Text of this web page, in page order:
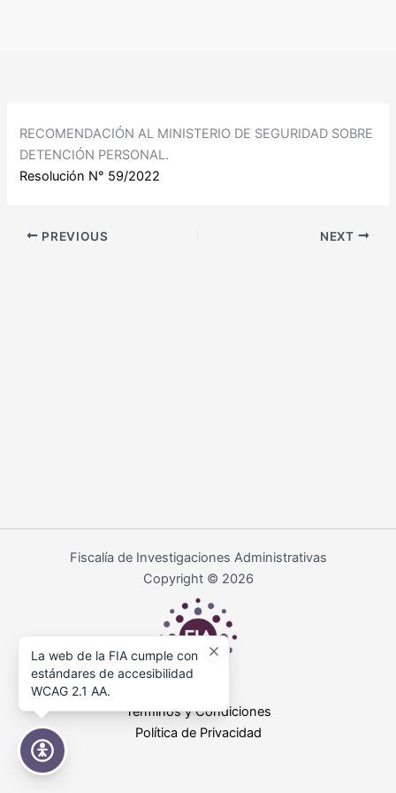
RECOMENDACIÓN AL MINISTERIO DE SEGURIDAD SOBRE
DETENCIÓN PERSONAL.
Resolución N° 59/2022
PREVIOUS NEXT
Fiscalía de Investigaciones Administrativas
Copyright © 2026
Términos y Condiciones
Política de Privacidad
Accesibilidad
La web de la FIA cumple con
estándares de accesibilidad
WCAG 2.1 AA.